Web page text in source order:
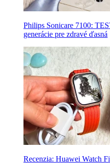
Philips Sonicare 7100:
generácie pre zdravé ďasná
Recenzia: Huawei Watch